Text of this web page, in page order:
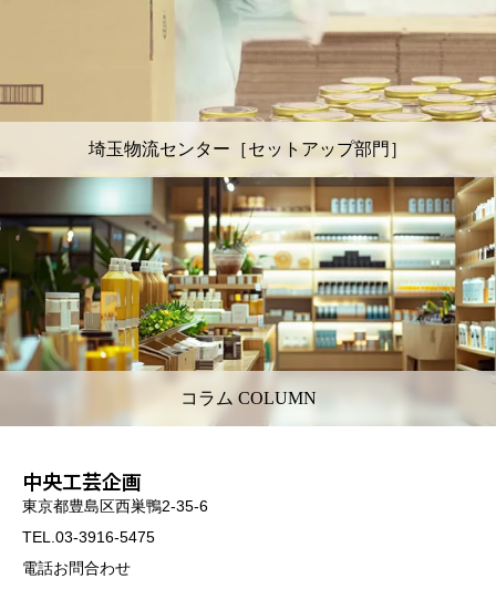
埼玉物流センター［セットアップ部門］
コラム COLUMN
中央工芸企画
東京都豊島区西巣鴨2-35-6
TEL.03-3916-5475
電話お問合わせ